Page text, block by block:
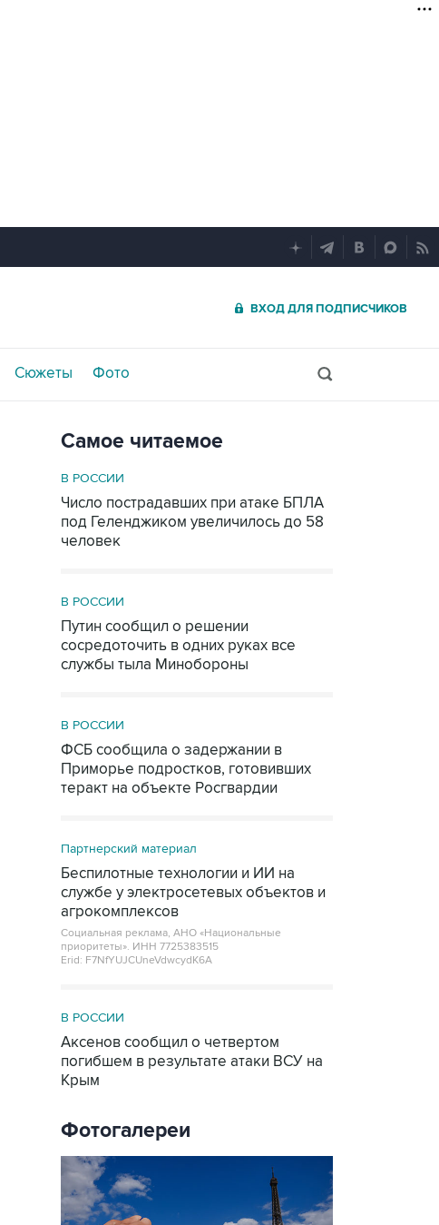
ВХОД ДЛЯ ПОДПИСЧИКОВ
Сюжеты Фото
Самое читаемое
В РОССИИ
Число пострадавших при атаке БПЛА
под Геленджиком увеличилось до 58
человек
В РОССИИ
Путин сообщил о решении
сосредоточить в одних руках все
службы тыла Минобороны
В РОССИИ
ФСБ сообщила о задержании в
Приморье подростков, готовивших
теракт на объекте Росгвардии
Партнерский материал
Беспилотные технологии и ИИ на
службе у электросетевых объектов и
агрокомплексов
Социальная реклама, АНО «Национальные
приоритеты». ИНН 7725383515
Erid: F7NfYUJCUneVdwcydK6A
В РОССИИ
Аксенов сообщил о четвертом
погибшем в результате атаки ВСУ на
Крым
Фотогалереи